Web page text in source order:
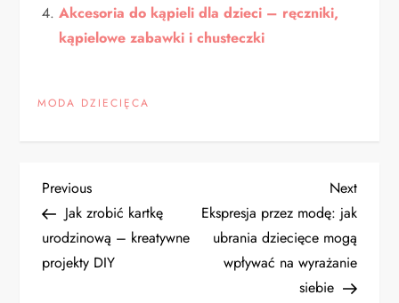
Akcesoria do kąpieli dla dzieci – ręczniki,
kąpielowe zabawki i chusteczki
MODA DZIECIĘCA
N
a
w
Previous
Post
Previous
Jak zrobić kartkę
urodzinową – kreatywne
projekty DIY
Next
Post
Next
Ekspresja przez modę: jak
ubrania dziecięce mogą
wpływać na wyrażanie
siebie